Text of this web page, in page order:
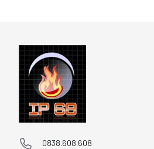
0838.608.608